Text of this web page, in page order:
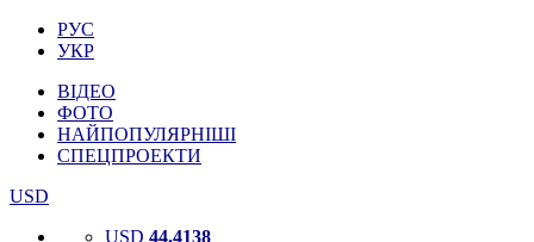
РУС
УКР
ВІДЕО
ФОТО
НАЙПОПУЛЯРНІШІ
СПЕЦПРОЕКТИ
USD
USD 44.4138